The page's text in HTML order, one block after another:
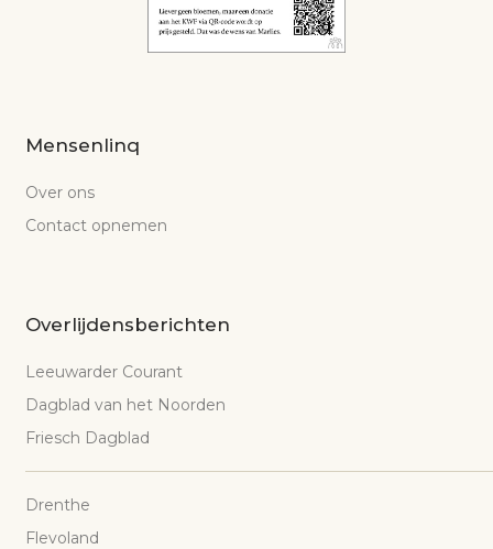
Mensenlinq
Over ons
Contact opnemen
Overlijdensberichten
Leeuwarder Courant
Dagblad van het Noorden
Friesch Dagblad
Drenthe
Flevoland